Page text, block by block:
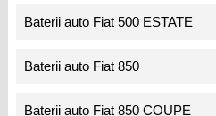
Baterii auto Fiat 500 ESTATE
Baterii auto Fiat 850
Baterii auto Fiat 850 COUPE